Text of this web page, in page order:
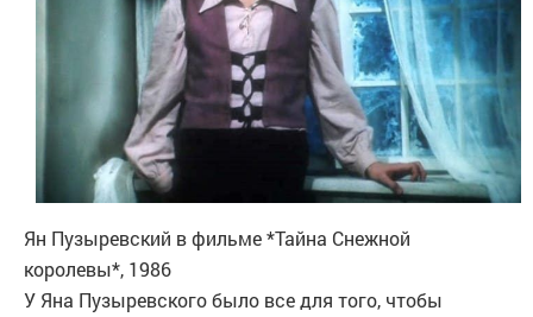
Ян Пузыревский в фильме *Тайна Снежной
королевы*, 1986
У Яна Пузыревского было все для того, чтобы